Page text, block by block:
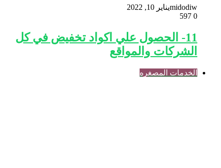
midodiwيناير 10, 2022
0
11- الحصول علي اكواد تخفيض في كل
الشركات والمواقع
الخدمات المصغره